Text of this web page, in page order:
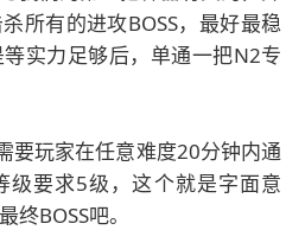
所有的进攻BOSS，最好最稳
实力足够后，单通一把N2专
要玩家在任意难度20分钟内通
级要求5级，这个就是字面意
BOSS吧。